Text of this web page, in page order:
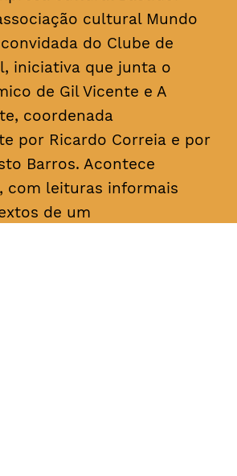
cultural Mundo
do Clube de
iniciativa que junta o
de Gil Vicente e A
coordenada
por Ricardo Correia e por
Barros. Acontece
com leituras informais
de um